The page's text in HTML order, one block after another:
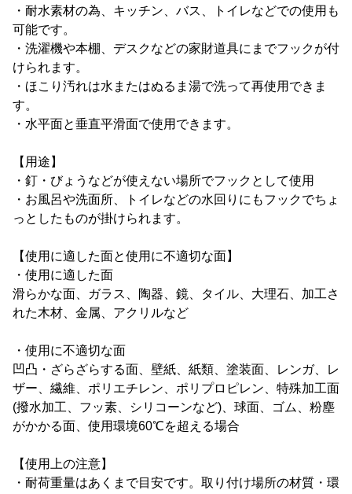
・耐水素材の為、キッチン、バス、トイレなどでの使用も
可能です。
・洗濯機や本棚、デスクなどの家財道具にまでフックが付
けられます。
・ほこり汚れは水またはぬるま湯で洗って再使用できま
す。
・水平面と垂直平滑面で使用できます。
【用途】
・釘・びょうなどが使えない場所でフックとして使用
・お風呂や洗面所、トイレなどの水回りにもフックでちょ
っとしたものが掛けられます。
【使用に適した面と使用に不適切な面】
・使用に適した面
滑らかな面、ガラス、陶器、鏡、タイル、大理石、加工さ
れた木材、金属、アクリルなど
・使用に不適切な面
凹凸・ざらざらする面、壁紙、紙類、塗装面、レンガ、レ
ザー、繊維、ポリエチレン、ポリプロピレン、特殊加工面
(撥水加工、フッ素、シリコーンなど)、球面、ゴム、粉塵
がかかる面、使用環境60℃を超える場合
【使用上の注意】
・耐荷重量はあくまで目安です。取り付け場所の材質・環